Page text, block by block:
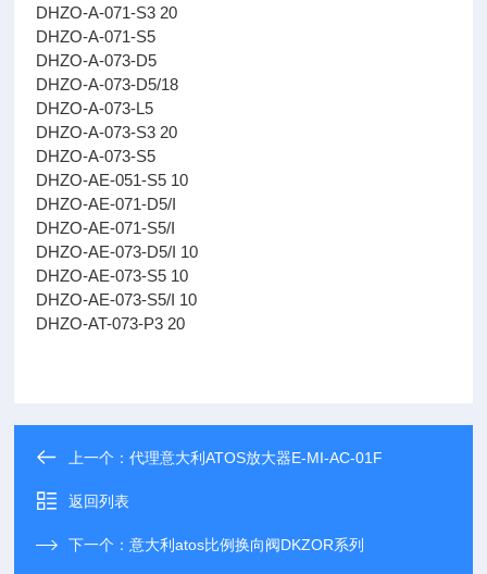
DHZO-A-071-S3 20
DHZO-A-071-S5
DHZO-A-073-D5
DHZO-A-073-D5/18
DHZO-A-073-L5
DHZO-A-073-S3 20
DHZO-A-073-S5
DHZO-AE-051-S5 10
DHZO-AE-071-D5/I
DHZO-AE-071-S5/I
DHZO-AE-073-D5/I 10
DHZO-AE-073-S5 10
DHZO-AE-073-S5/I 10
DHZO-AT-073-P3 20
上一个：代理意大利ATOS放大器E-MI-AC-01F
返回列表
下一个：意大利atos比例换向阀DKZOR系列